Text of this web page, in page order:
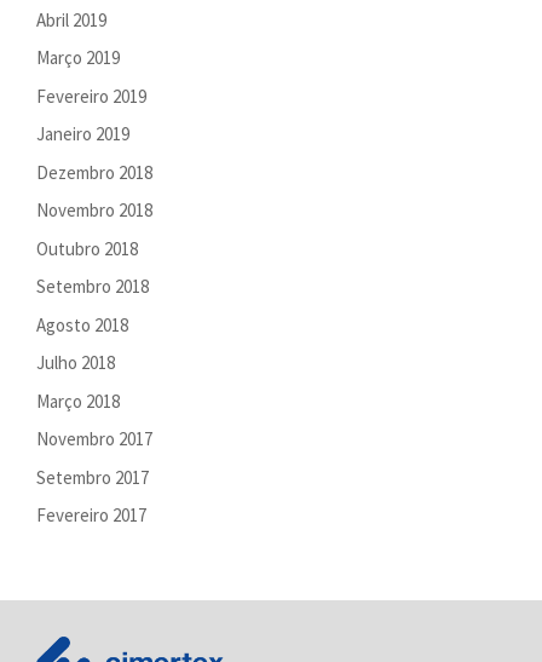
Abril 2019
Março 2019
Fevereiro 2019
Janeiro 2019
Dezembro 2018
Novembro 2018
Outubro 2018
Setembro 2018
Agosto 2018
Julho 2018
Março 2018
Novembro 2017
Setembro 2017
Fevereiro 2017